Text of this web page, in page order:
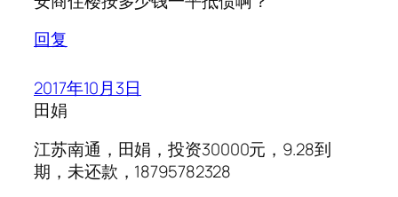
回复
2017年10月3日
田娟
江苏南通，田娟，投资30000元，9.28到
期，未还款，18795782328